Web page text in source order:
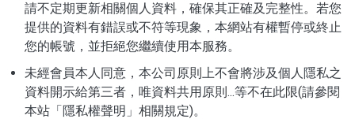
請不定期更新相關個人資料，確保其正確及完整性。若您
提供的資料有錯誤或不符等現象，本網站有權暫停或終止
您的帳號，並拒絕您繼續使用本服務。
未經會員本人同意，本公司原則上不會將涉及個人隱私之
資料開示給第三者，唯資料共用原則...等不在此限(請參閱
本站「隱私權聲明」相關規定)。